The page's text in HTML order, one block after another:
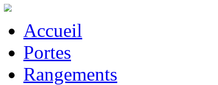
Accueil
Portes
Rangements